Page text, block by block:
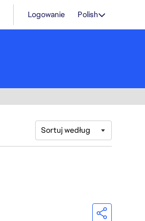
Logowanie Polish
Sortuj według